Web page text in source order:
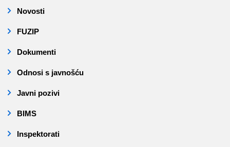
Novosti
FUZIP
Dokumenti
Odnosi s javnošću
Javni pozivi
BIMS
Inspektorati